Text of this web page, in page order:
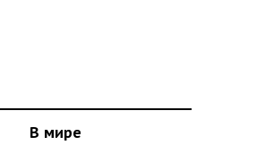
В мире